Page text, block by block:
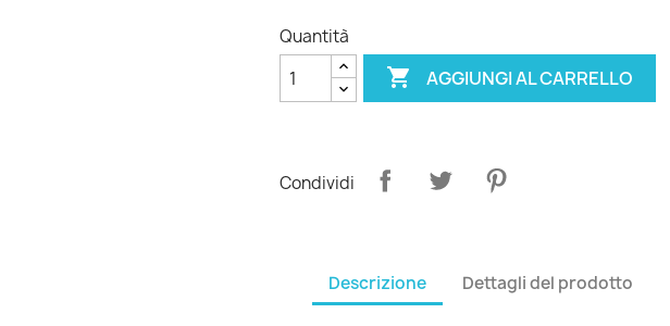
Quantità
 AGGIUNGI AL CARRELLO
Condividi
Descrizione Dettagli del prodotto